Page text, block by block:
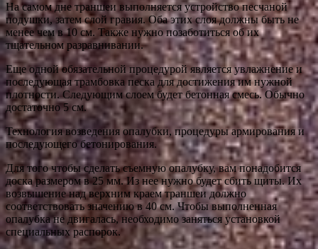
На самом дне траншеи выполняется устройство песчаной
подушки, затем слой гравия. Оба этих слоя должны быть не
менее чем в 10 см. Также нужно позаботиться об их
тщательном разравнивании.
Еще одной обязательной процедурой является увлажнение и
последующая трамбовка песка для достижения им нужной
плотности. Следующим слоем будет бетонная смесь. Обычно
достаточно 5 см.
Технология возведения опалубки, процедуры армирования и
последующего бетонирования.
Для того чтобы сделать съемную опалубку, вам понадобится
доска размером в 25 мм. Из нее нужно будет сбить щиты. Их
возвышение над верхним краем траншеи должно
соответствовать значению в 40 см. Чтобы выполненная
опалубка не двигалась, необходимо заняться установкой
специальных распорок.